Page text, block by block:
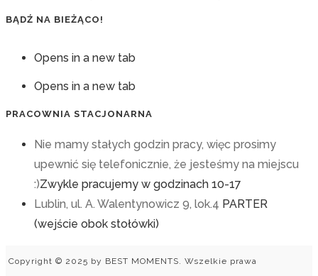
BĄDŹ NA BIEŻĄCO!
Opens in a new tab
Opens in a new tab
PRACOWNIA STACJONARNA
Nie mamy stałych godzin pracy, więc prosimy
upewnić się telefonicznie, że jesteśmy na miejscu
:)Zwykle pracujemy w godzinach 10-17
Lublin, ul. A. Walentynowicz 9, lok.4 PARTER
(wejście obok stołówki)
Copyright © 2025 by BEST MOMENTS. Wszelkie prawa